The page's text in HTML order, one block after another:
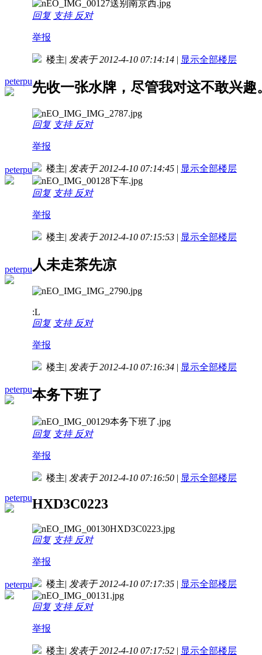
回复 支持 反对
举报
peterpu
楼主| 发表于 2012-4-10 07:14:14 | 显示全部楼层
先收一张水牌，尽管我对这不敢兴趣
回复 支持 反对
举报
peterpu 楼主| 发表于 2012-4-10 07:14:45 | 显示全部楼层
回复 支持 反对
举报
peterpu
楼主| 发表于 2012-4-10 07:15:53 | 显示全部楼层
人未走茶先凉
:L
回复 支持 反对
举报
peterpu
楼主| 发表于 2012-4-10 07:16:34 | 显示全部楼层
本务下班了
回复 支持 反对
举报
peterpu
楼主| 发表于 2012-4-10 07:16:50 | 显示全部楼层
HXD3C0223
回复 支持 反对
举报
peterpu 楼主| 发表于 2012-4-10 07:17:35 | 显示全部楼层
回复 支持 反对
举报
楼主| 发表于 2012-4-10 07:17:52 | 显示全部楼层